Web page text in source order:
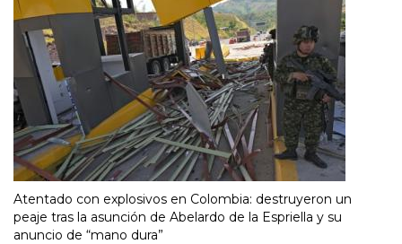
Atentado con explosivos en Colombia: destruyeron un
peaje tras la asunción de Abelardo de la Espriella y su
anuncio de “mano dura”